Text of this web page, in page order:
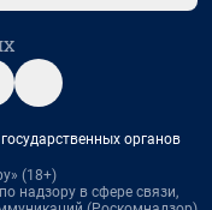
органов
(18+)
надзору в сфере связи,